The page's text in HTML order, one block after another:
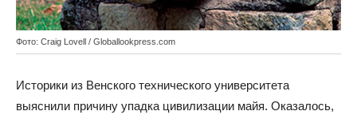
Фото: Craig Lovell / Globallookpress.com
Историки из Венского технического университета
выяснили причину упадка цивилизации майя. Оказалось,